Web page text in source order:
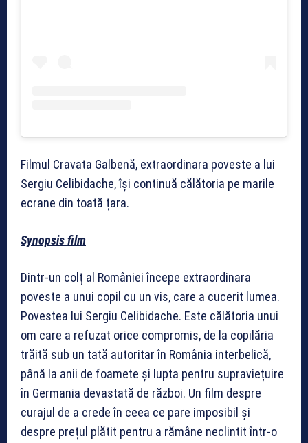
Filmul Cravata Galbenă, extraordinara poveste a lui
Sergiu Celibidache, își continuă călătoria pe marile
ecrane din toată țara.
Synopsis film
Dintr-un colț al României începe extraordinara
poveste a unui copil cu un vis, care a cucerit lumea.
Povestea lui Sergiu Celibidache. Este călătoria unui
om care a refuzat orice compromis, de la copilăria
trăită sub un tată autoritar în România interbelică,
până la anii de foamete și lupta pentru supraviețuire
în Germania devastată de război. Un film despre
curajul de a crede în ceea ce pare imposibil și
despre prețul plătit pentru a rămâne neclintit într-o